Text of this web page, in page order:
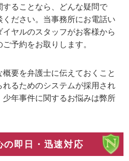
ることなら、どんな疑問で
ださい。当事務所にお電話い
ヤルのスタッフがお客様から
予約をお取りします。
要を弁護士に伝えておくこと
るためのシステムが採用され
年事件に関するお悩みは弊所
即日・迅速対応